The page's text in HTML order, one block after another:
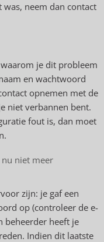
neem dan contact
je dit probleem
en wachtwoord
opnemen met de
niet verbannen bent.
fout is, dan moet
niet meer
zijn: je gaf een
op (controleer de e-
beheerder heeft je
Indien dit laatste